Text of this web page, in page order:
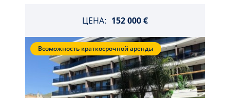
ЦЕНА: 152 000 €
Возможность краткосрочной аренды